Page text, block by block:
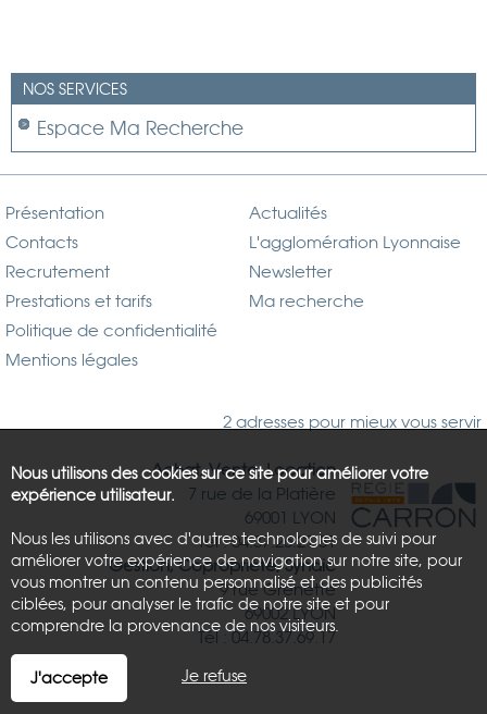
NOS SERVICES
Espace Ma Recherche
Présentation
Contacts
Recrutement
Prestations et tarifs
Politique de confidentialité
Mentions légales
Actualités
L'agglomération Lyonnaise
Newsletter
Ma recherche
2 adresses pour mieux vous servir
Achat, Vente, Location
7 rue de la Platière
69001 LYON
Tél : 04.37.26.21.81
Gestion, Copropriété, Syndic
9 rue Grenette
69002 LYON
Tél : 04.78.37.69.17
Nous utilisons des cookies sur ce site pour améliorer votre
expérience utilisateur.
Nous les utilisons avec d'autres technologies de suivi pour
améliorer votre expérience de navigation sur notre site, pour
vous montrer un contenu personnalisé et des publicités
ciblées, pour analyser le trafic de notre site et pour
comprendre la provenance de nos visiteurs.
J'accepte Je refuse